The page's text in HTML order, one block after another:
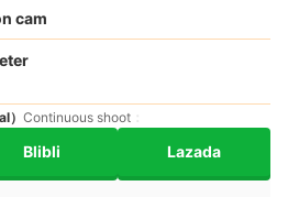
cam
） Continuous shoot
Blibli Lazada